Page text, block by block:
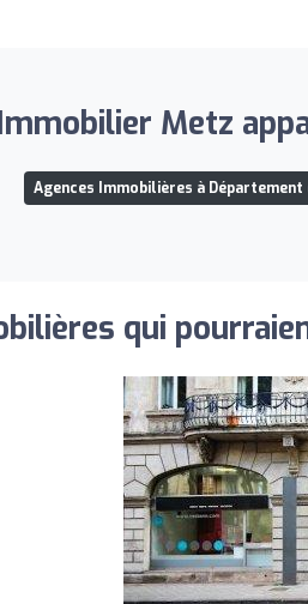
Metz
Agences Immobilières à
qui